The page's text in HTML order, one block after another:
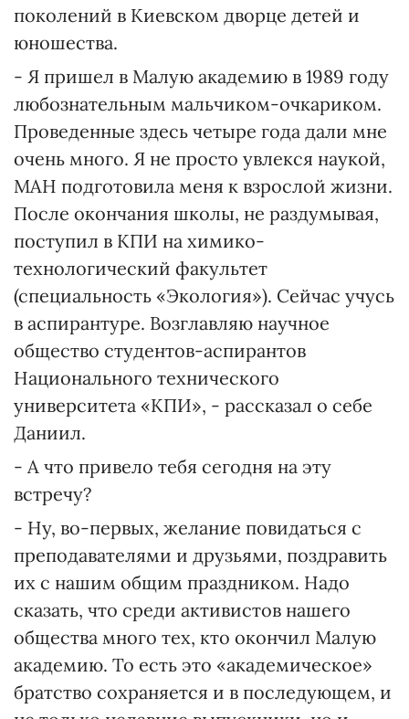
поколений в Киевском дворце детей и
юношества.
- Я пришел в Малую академию в 1989 году
любознательным мальчиком-очкариком.
Проведенные здесь четыре года дали мне
очень много. Я не просто увлекся наукой,
МАН подготовила меня к взрослой жизни.
После окончания школы, не раздумывая,
поступил в КПИ на химико-
технологический факультет
(специальность «Экология»). Сейчас учусь
в аспирантуре. Возглавляю научное
общество студентов-аспирантов
Национального технического
университета «КПИ», - рассказал о себе
Даниил.
- А что привело тебя сегодня на эту
встречу?
- Ну, во-первых, желание повидаться с
преподавателями и друзьями, поздравить
их с нашим общим праздником. Надо
сказать, что среди активистов нашего
общества много тех, кто окончил Малую
академию. То есть это «академическое»
братство сохраняется и в последующем, и